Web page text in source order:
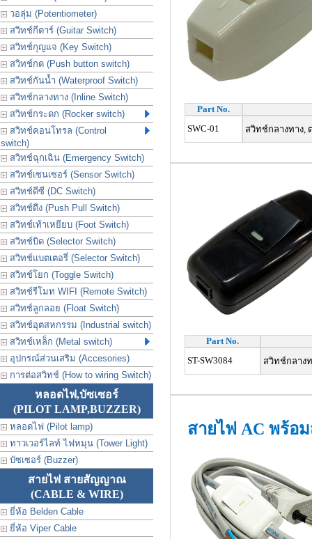
วอลุ่ม (Potentiometer)
สวิทช์กีตาร์ (Guitar Switch)
สวิทช์กุญแจ (Key Switch)
สวิทช์กด (Push button switch)
สวิทช์กันน้ำ (Waterproof Switch)
สวิทช์กลางทาง (Inline Switch)
สวิทช์กระดก (Rocker switch)
สวิทช์คอนโทรล (Control
switch)
สวิทช์ฉุกเฉิน (Emergency Switch)
สวิทช์เซนเซอร์ (Sensor Switch)
สวิทช์ดีซี (DC Switch)
สวิทช์ดึง (Push Pull Switch)
สวิทช์เท้าเหยียบ (Foot Switch)
สวิทช์บิด (Selector Switch)
สวิทช์แบตเตอรี่ (Selector Switch)
สวิทช์โยก (Toggle Switch)
สวิทช์รีโมท WIFI (Remote Switch)
สวิทช์ลูกลอย (Float Switch)
สวิทช์อุตสหกรรม (Industrial switch)
สวิทช์เหล็ก (Metal switch)
อุปกรณ์ส่วนเสริม (Accesories)
การต่อสวิทช์ (How to wiring Switch)
หลอดไฟ,บัซเซอร์
(PILOT LAMP,BUZZER)
หลอดไฟ (Pilot lamp)
ทาวเวอร์ไลท์ ไฟหมุน (Tower Light)
บัซเซอร์ (Buzzer)
สายไฟ สายสัญญาณ
(CABLE & WIRE)
ยี่ห้อ Belden Cable
ยี่ห้อ Viper Cable
Part No.
SWC-01
สวิทช์กลางทาง,
Part No.
ST-SW3084
สวิทช์กลาง
สายไฟ AC พร้อ